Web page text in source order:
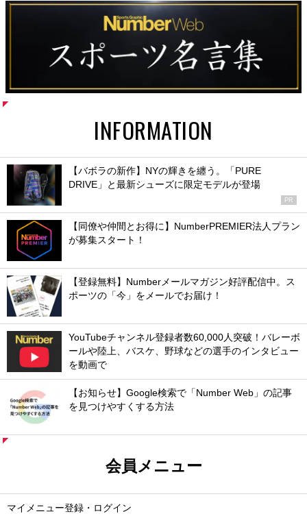
INFORMATION
【バボラの新作】NYの輝きを纏う。「PURE
DRIVE」と最新シューズに限定モデルが登場
PR
【同僚や仲間とお得に】NumberPREMIER法人プラン
が募集スタート！
【登録無料】Numberメールマガジン好評配信中。ス
ポーツの「今」をメールでお届け！
YouTubeチャンネル登録者数60,000人突破！バレーボ
ールや陸上、バスケ、野球などの選手のインタビュー
を動画で
【お知らせ】Google検索で「Number Web」の記事
を見つけやすくする方法
会員メニュー
マイメニュー登録・ログイン